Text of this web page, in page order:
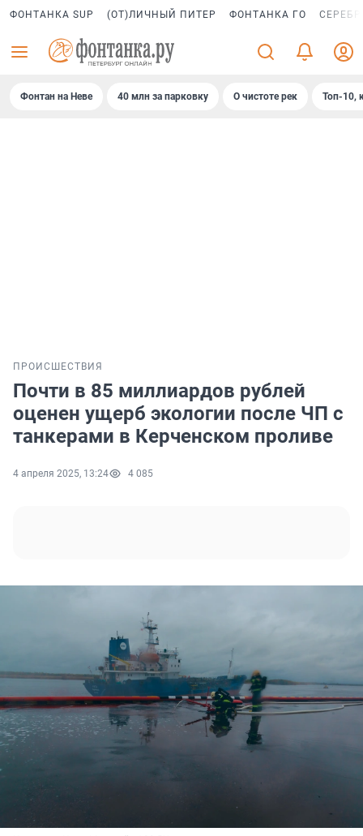
ФОНТАНКА SUP (ОТ)ЛИЧНЫЙ ПИТЕР ФОНТАНКА ГО
Фонтан на Неве 40 млн за парковку О чистоте рек Топ-10,
ПРОИСШЕСТВИЯ
Почти в 85 миллиардов рублей
оценен ущерб экологии после ЧП с
танкерами в Керченском проливе
4 апреля 2025, 13:24 4 085